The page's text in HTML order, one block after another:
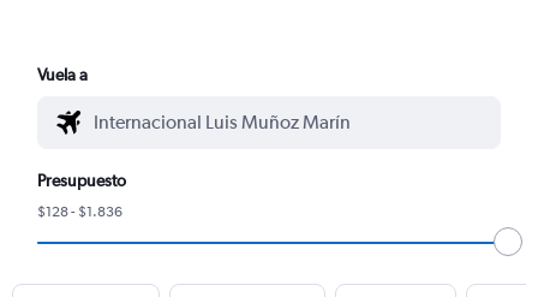
Vuela a
Presupuesto
$128 - $1.836